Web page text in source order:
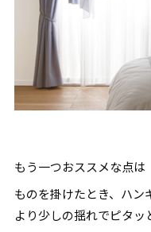
もう一つおススメな点は
ものを掛けたとき、ハン
より少しの揺れでピタッ